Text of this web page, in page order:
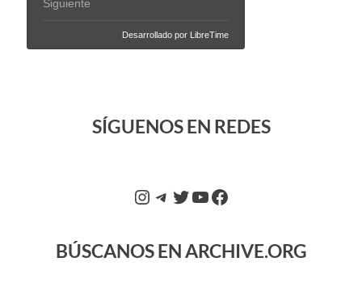
SÍGUENOS EN REDES
BÚSCANOS EN ARCHIVE.ORG